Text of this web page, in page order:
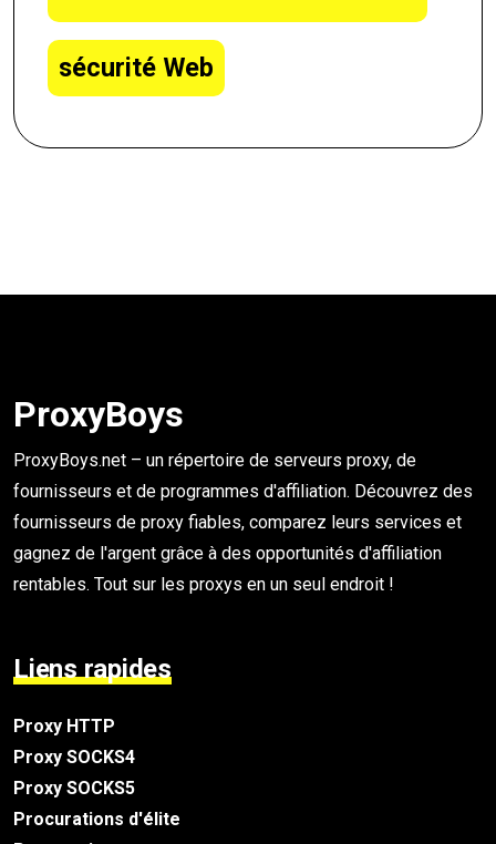
sécurité Web
ProxyBoys
ProxyBoys.net – un répertoire de serveurs proxy, de
fournisseurs et de programmes d'affiliation. Découvrez des
fournisseurs de proxy fiables, comparez leurs services et
gagnez de l'argent grâce à des opportunités d'affiliation
rentables. Tout sur les proxys en un seul endroit !
Liens rapides
Proxy HTTP
Proxy SOCKS4
Proxy SOCKS5
Procurations d'élite